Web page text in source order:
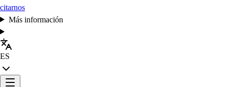
citarnos
Más información
ES